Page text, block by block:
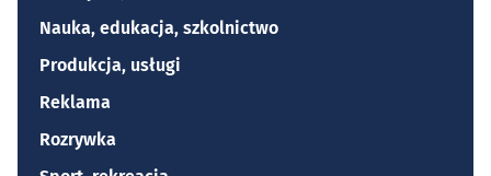
Nauka, edukacja, szkolnictwo
Produkcja, usługi
Reklama
Rozrywka